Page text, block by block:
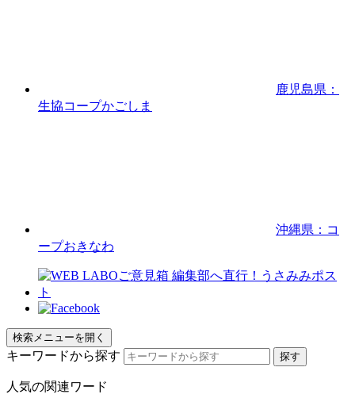
鹿児島県：
生協コープかごしま
沖縄県：コ
ープおきなわ
検索メニューを開く
キーワードから探す
人気の関連ワード